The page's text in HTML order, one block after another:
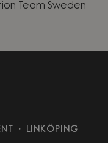
Team Sweden
· LINKÖPING